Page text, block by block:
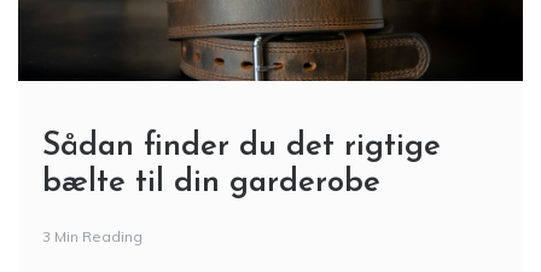
Sådan finder du det rigtige
bælte til din garderobe
3 Min Reading